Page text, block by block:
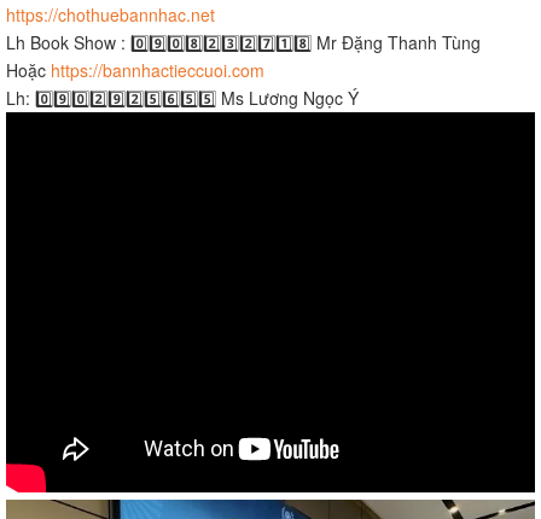
https://chothuebannhac.net
Lh Book Show : 0️⃣9️⃣0️⃣8️⃣2️⃣3️⃣2️⃣7️⃣1️⃣8️⃣ Mr Đặng Thanh Tùng
Hoặc https://bannhactieccuoi.com​​​
Lh: 0️⃣9️⃣0️⃣2️⃣9️⃣2️⃣5️⃣6️⃣5️⃣5️⃣ Ms Lương Ngọc Ý